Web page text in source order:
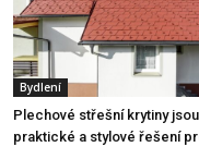
Bydlení
Plechové střešní krytiny jsou
praktické a stylové řešení